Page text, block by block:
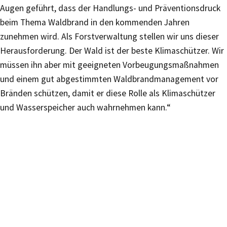
Augen geführt, dass der Handlungs- und Präventionsdruck
beim Thema Waldbrand in den kommenden Jahren
zunehmen wird. Als Forstverwaltung stellen wir uns dieser
Herausforderung. Der Wald ist der beste Klimaschützer. Wir
müssen ihn aber mit geeigneten Vorbeugungsmaßnahmen
und einem gut abgestimmten Waldbrandmanagement vor
Bränden schützen, damit er diese Rolle als Klimaschützer
und Wasserspeicher auch wahrnehmen kann.“